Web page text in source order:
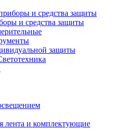
и средства защиты
защиты
лента и комплектующие